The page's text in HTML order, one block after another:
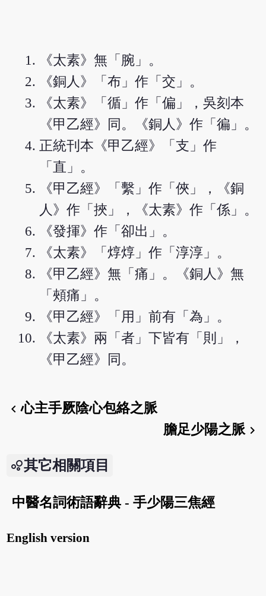
《太素》無「腕」。
《銅人》「布」作「交」。
《太素》「循」作「偏」，吳刻本
《甲乙經》同。《銅人》作「徧」。
正統刊本《甲乙經》「支」作
「直」。
《甲乙經》「繫」作「俠」，《銅
人》作「挾」，《太素》作「係」。
《發揮》作「卻出」。
《太素》「焞焞」作「淳淳」。
《甲乙經》無「痛」。《銅人》無
「頰痛」。
《甲乙經》「用」前有「為」。
《太素》兩「者」下皆有「則」，
《甲乙經》同。
chevron_left心主手厥陰心包絡之脈
膽足少陽之脈chevron_right
其它相關項目
中醫名詞術語辭典 - 手少陽三焦經
English version